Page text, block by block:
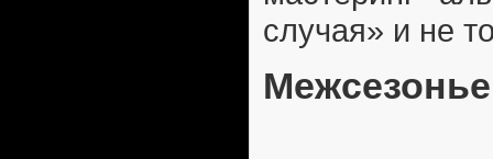
случая» и не